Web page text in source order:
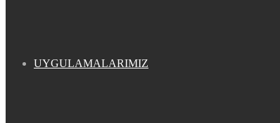
UYGULAMALARIMIZ